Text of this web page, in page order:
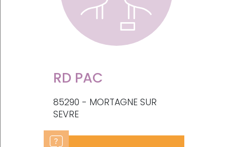
RD PAC
85290 - MORTAGNE SUR
SEVRE